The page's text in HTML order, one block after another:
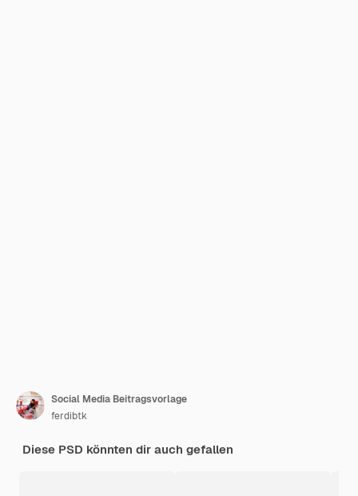
Social Media Beitragsvorlage
ferdibtk
Diese PSD könnten dir auch gefallen